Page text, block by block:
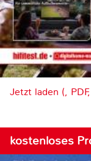
Jetzt laden (,
kostenloses